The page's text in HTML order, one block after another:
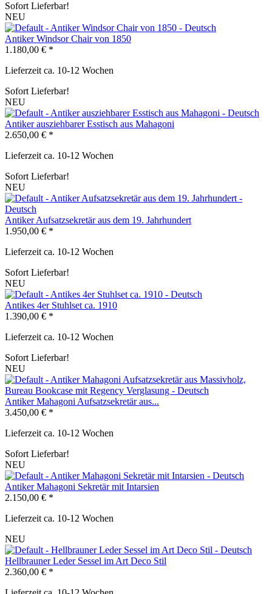
Sofort Lieferbar!
NEU
Antiker Windsor Chair von 1850
1.180,00 € *
Lieferzeit ca. 10-12 Wochen
Sofort Lieferbar!
NEU
Antiker ausziehbarer Esstisch aus Mahagoni
2.650,00 € *
Lieferzeit ca. 10-12 Wochen
Sofort Lieferbar!
NEU
Antiker Aufsatzsekretär aus dem 19. Jahrhundert
1.950,00 € *
Lieferzeit ca. 10-12 Wochen
Sofort Lieferbar!
NEU
Antikes 4er Stuhlset ca. 1910
1.390,00 € *
Lieferzeit ca. 10-12 Wochen
Sofort Lieferbar!
NEU
Antiker Mahagoni Aufsatzsekretär aus...
3.450,00 € *
Lieferzeit ca. 10-12 Wochen
Sofort Lieferbar!
NEU
Antiker Mahagoni Sekretär mit Intarsien
2.150,00 € *
Lieferzeit ca. 10-12 Wochen
NEU
Hellbrauner Leder Sessel im Art Deco Stil
2.360,00 € *